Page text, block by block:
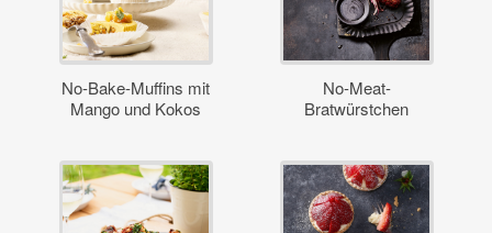
No-Bake-Muffins mit
Mango und Kokos
No-Meat-
Bratwürstchen